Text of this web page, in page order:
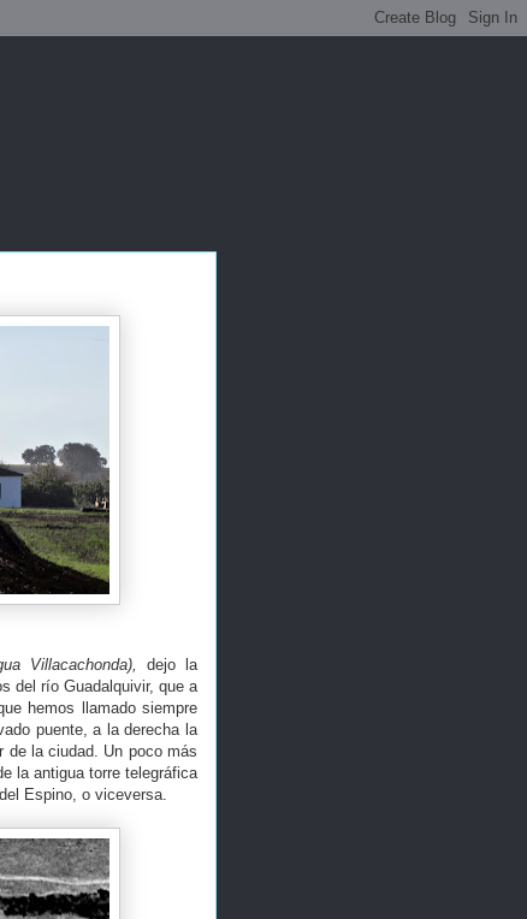
Villacachonda),
dejo la
del río Guadalquivir, que a
hemos llamado siempre
puente, a la derecha la
de la ciudad. Un poco más
la antigua torre telegráfica
Espino, o viceversa.